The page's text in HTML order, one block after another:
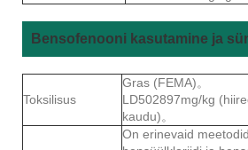
Bensofenooni kasutamine ja
Toksilisus
Gras (FEMA)。
LD502897mg/kg
kaudu)。
On erinevaid